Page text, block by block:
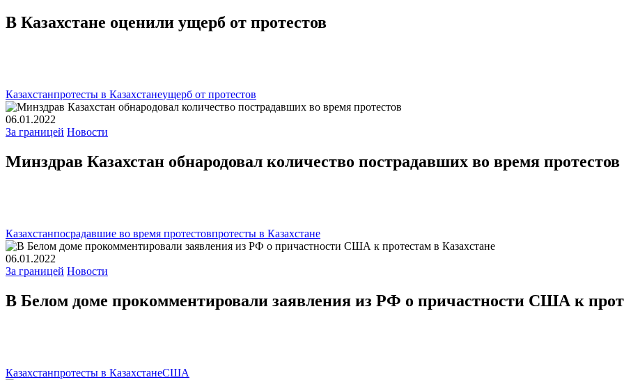
В Казахстане оценили ущерб от протестов
Казахстанпротесты в Казахстанеущерб от протестов
06.01.2022
За границей Новости
Минздрав Казахстан обнародовал количество пострадавших во время протестов
Казахстанпосрадавшие во время протестовпротесты в Казахстане
06.01.2022
За границей Новости
В Белом доме прокомментировали заявления из РФ о причастности США к
Казахстанпротесты в КазахстанеСША